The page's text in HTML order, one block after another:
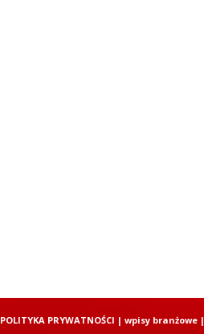
POLITYKA PRYWATNOŚCI | wpisy branżowe|